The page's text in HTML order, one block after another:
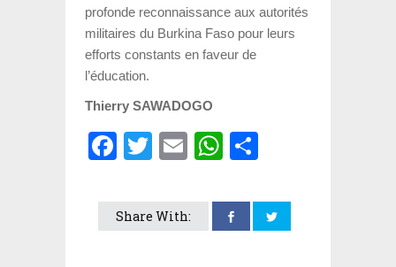
profonde reconnaissance aux autorités
militaires du Burkina Faso pour leurs
efforts constants en faveur de
l’éducation.
Thierry SAWADOGO
Facebook
Twitter
EmailWhatsApp
Share With: